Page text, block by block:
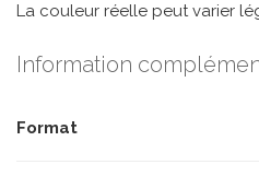
La couleur réelle peut varier
Information
Format